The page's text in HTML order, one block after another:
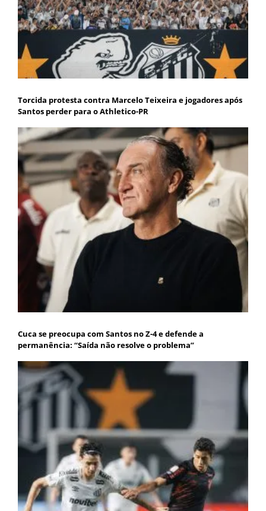
Torcida protesta contra Marcelo Teixeira e jogadores após
Santos perder para o Athletico-PR
Cuca se preocupa com Santos no Z-4 e defende a
permanência: “Saída não resolve o problema”